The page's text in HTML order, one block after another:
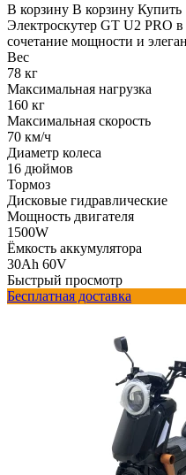
В корзину В корзину Купить
Электроскутер GT U2 PRO
сочетание мощности и
Вес
78 кг
Максимальная нагрузка
160 кг
Максимальная скорость
70 км/ч
Диаметр колеса
16 дюймов
Тормоз
Дисковые гидравлические
Мощность двигателя
1500W
Ёмкость аккумулятора
30Ah 60V
Быстрый просмотр
Бесплатная доставка